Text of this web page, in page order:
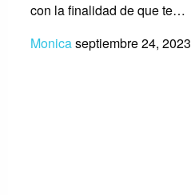
con la finalidad de que te…
Monicaseptiembre 24, 2023